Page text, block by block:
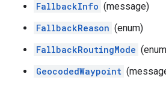
FallbackInfo (message)
FallbackReason (enum)
FallbackRoutingMode
GeocodedWaypoint